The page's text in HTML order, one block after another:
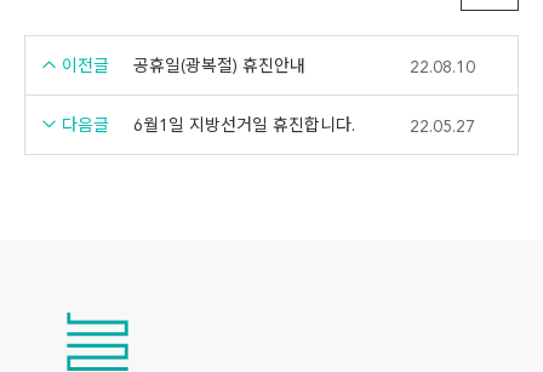
이전글 공휴일(광복절) 휴진안내 22.08.10
다음글 6월1일 지방선거일 휴진합니다. 22.05.27